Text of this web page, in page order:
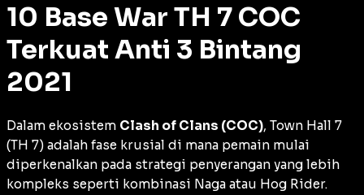
10 Base War TH 7 COC
Terkuat Anti 3 Bintang
2021
Dalam ekosistem Clash of Clans (COC), Town Hall 7
(TH 7) adalah fase krusial di mana pemain mulai
diperkenalkan pada strategi penyerangan yang lebih
kompleks seperti kombinasi Naga atau Hog Rider.